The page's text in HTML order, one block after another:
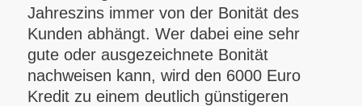
Jahreszins immer von der Bonität des
Kunden abhängt. Wer dabei eine sehr
gute oder ausgezeichnete Bonität
nachweisen kann, wird den 6000 Euro
Kredit zu einem deutlich günstigeren